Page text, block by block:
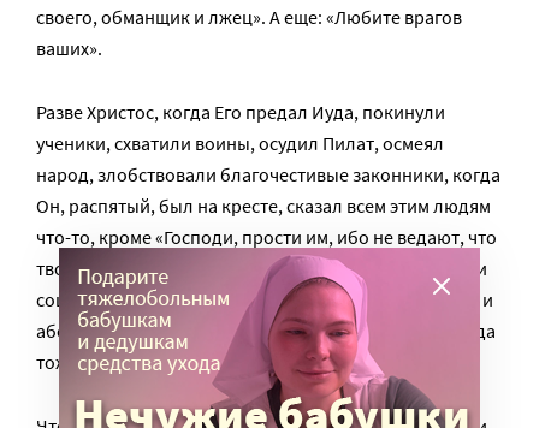
своего, обманщик и лжец». А еще: «Любите врагов
ваших».
Разве Христос, когда Его предал Иуда, покинули
ученики, схватили воины, осудил Пилат, осмеял
народ, злобствовали благочестивые законники, когда
Он, распятый, был на кресте, сказал всем этим людям
что-то, кроме «Господи, прости им, ибо не ведают, что
творят»? Или позвал легионы ангелов в защиту? Или
сошел с креста? Сын предал Себя воле Отца, просто и
абсолютно. Для этого и пришел. Правда, Христа тогда
тоже не все поняли и до сих пор не понимают.